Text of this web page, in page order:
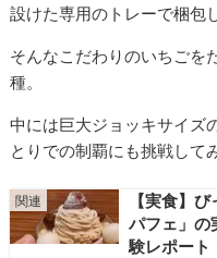
設けた専用のトレーで梱包
そんなこだわりのいちごを
種。
中には巨大ジョッキサイズ
とりでの制覇にも挑戦して
【実食】
パフェ」の
験レポート